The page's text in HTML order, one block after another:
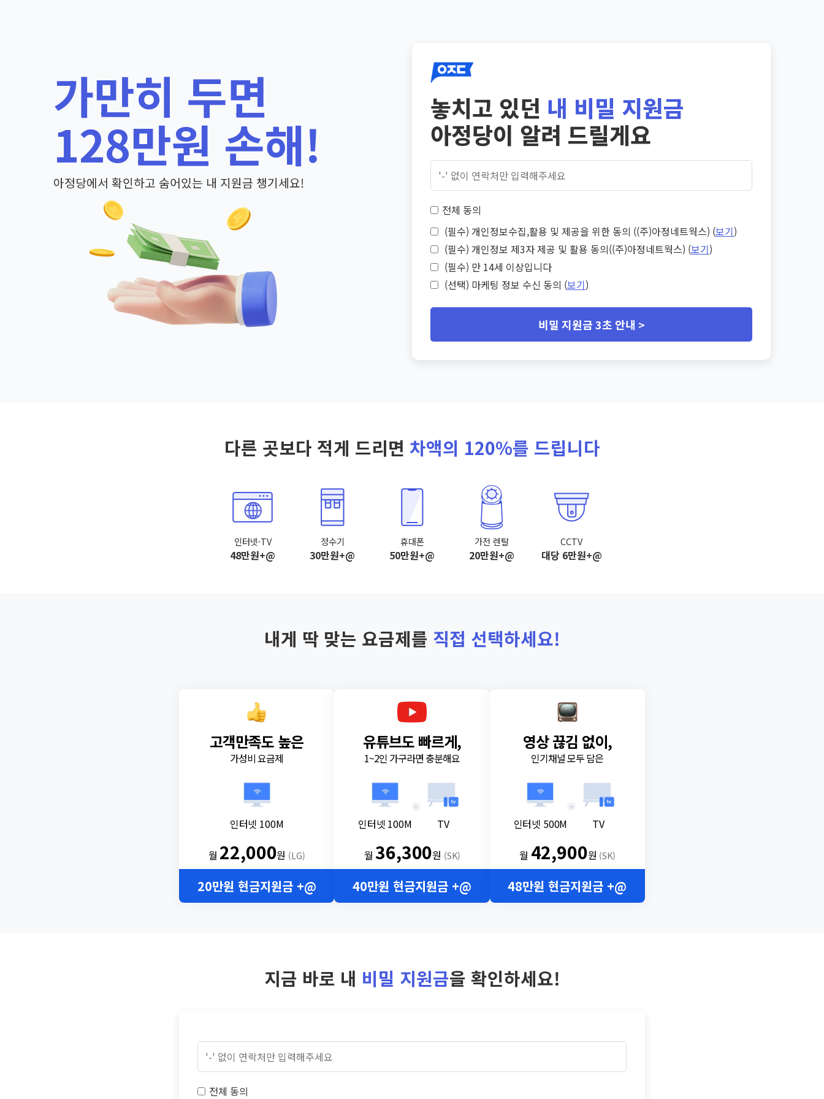
가만히 두면
128만원 손해!
아정당에서 확인하고 숨어있는 내 지원금 챙기세요!
놓치고 있던 내 비밀 지원금
아정당이 알려 드릴게요
전체 동의
(필수) 개인정보수집,활용 및 제공을 위한 동의 ((주)아정네트웍스) (보기)
(필수) 개인정보 제3자 제공 및 활용 동의((주)아정네트웍스) (보기)
(필수) 만 14세 이상입니다
(선택) 마케팅 정보 수신 동의 (보기)
비밀 지원금 3초 안내 >
다른 곳보다 적게 드리면 차액의 120%를 드립니다
인터넷·TV
48만원+@
정수기
30만원+@
휴대폰
50만원+@
가전 렌탈
20만원+@
CCTV
대당 6만원+@
내게 딱 맞는 요금제를 직접 선택하세요!
고객만족도 높은
가성비 요금제
인터넷 100M
월 22,000원 (LG)
20만원 현금지원금 +@
유튜브도 빠르게,
1~2인 가구라면 충분해요
인터넷 100M
+
TV
월36,300원 (SK)
40만원 현금지원금 +@
영상 끊김 없이,
인기채널 모두 담은
인터넷 500M
+
TV
월 42,900원 (SK)
48만원 현금지원금 +@
지금 바로 내 비밀 지원금을 확인하세요!
전체 동의